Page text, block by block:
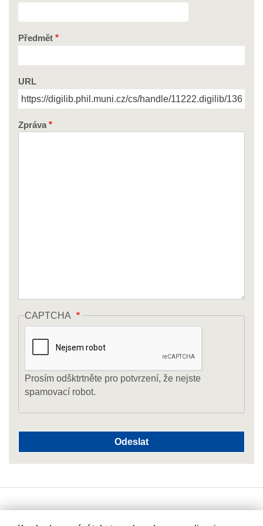
Předmět
URL
Zpráva
CAPTCHA
Prosím odšktrtněte pro potvrzení, že nejste
spamovací robot.